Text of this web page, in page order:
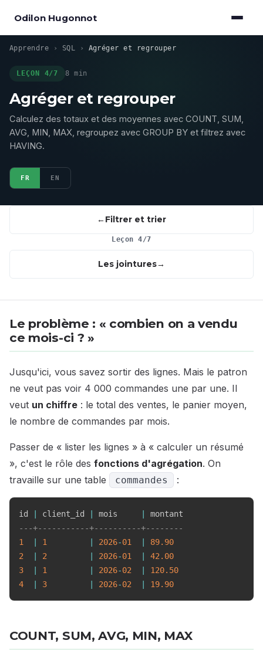
Odilon Hugonnot
Apprendre › SQL › Agréger et regrouper
LEÇON 4/7 8 min
Agréger et regrouper
Calculez des totaux et des moyennes avec COUNT, SUM,
AVG, MIN, MAX, regroupez avec GROUP BY et filtrez avec
HAVING.
FR EN
Filtrer et trier
Leçon 4/7
Les jointures
Le problème : « combien on a vendu
ce mois-ci ? »
Jusqu'ici, vous savez sortir des lignes. Mais le patron
ne veut pas voir 4 000 commandes une par une. Il
veut un chiffre : le total des ventes, le panier moyen,
le nombre de commandes par mois.
Passer de « lister les lignes » à « calculer un résumé
», c'est le rôle des fonctions d'agrégation. On
travaille sur une table
commandes :
id client_id mois
---+-----------+----------+--------
1
1 2026-01
89.90
2
2 2026-01
42.00
3
1 2026-02
120.50
4
3 2026-02 19.90
COUNT, SUM, AVG, MIN, MAX